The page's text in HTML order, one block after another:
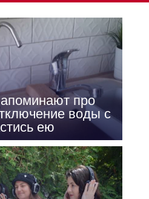
про
воды с
ею